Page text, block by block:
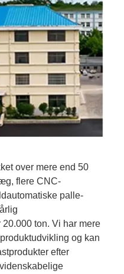
over mere end 50
flere CNC-
palle-
ton. Vi har mere
og kan
efter